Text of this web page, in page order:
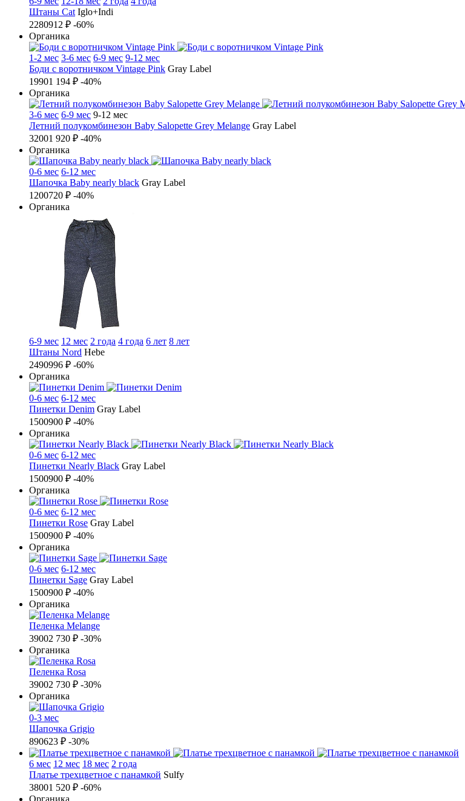
Штаны Cat Iglo+Indi
2280912 ₽ -60%
Органика
1-2 мес 3-6 мес 6-9 мес 9-12 мес
Боди с воротничком Vintage Pink Gray Label
19901 194 ₽ -40%
Органика
3-6 мес 6-9 мес 9-12 мес
Летний полукомбинезон Baby Salopette Grey Melange Gray Label
32001 920 ₽ -40%
Органика
0-6 мес 6-12 мес
Шапочка Baby nearly black Gray Label
1200720 ₽ -40%
Органика
6-9 мес 12 мес 2 года 4 года 6 лет 8 лет
Штаны Nord Hebe
2490996 ₽ -60%
Органика
0-6 мес 6-12 мес
Пинетки Denim Gray Label
1500900 ₽ -40%
Органика
0-6 мес 6-12 мес
Пинетки Nearly Black Gray Label
1500900 ₽ -40%
Органика
0-6 мес 6-12 мес
Пинетки Rose Gray Label
1500900 ₽ -40%
Органика
0-6 мес 6-12 мес
Пинетки Sage Gray Label
1500900 ₽ -40%
Органика
Пеленка Melange
39002 730 ₽ -30%
Органика
Пеленка Rosa
39002 730 ₽ -30%
Органика
0-3 мес
Шапочка Grigio
890623 ₽ -30%
6 мес 12 мес 18 мес 2 года
Платье трехцветное с панамкой Sulfy
38001 520 ₽ -60%
Органика